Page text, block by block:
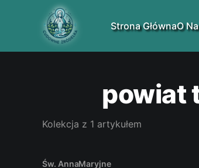
Strona GłównaO
powiat
Kolekcja z 1 artykułem
Św. AnnaMaryjne